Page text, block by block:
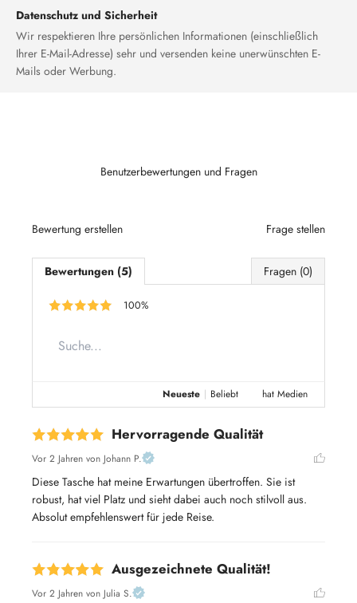
Datenschutz und Sicherheit
Wir respektieren Ihre persönlichen Informationen (einschließlich
Ihrer E-Mail-Adresse) sehr und versenden keine unerwünschten E-
Mails oder Werbung.
Benutzerbewertungen und Fragen
Bewertung erstellen Frage stellen
Bewertungen (5) Fragen (0)
100%
Neueste | Beliebt hat Medien
Hervorragende Qualität
Vor 2 Jahren von Johann P.
Diese Tasche hat meine Erwartungen übertroffen. Sie ist
robust, hat viel Platz und sieht dabei auch noch stilvoll aus.
Absolut empfehlenswert für jede Reise.
Ausgezeichnete Qualität!
Vor 2 Jahren von Julia S.